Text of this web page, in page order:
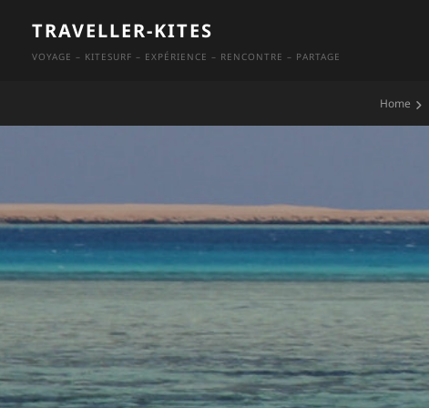
content
TRAVELLER-KITES
VOYAGE – KITESURF – EXPÉRIENCE – RENCONTRE – PARTAGE
Home